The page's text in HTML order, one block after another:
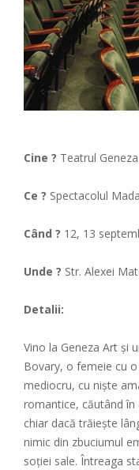
Cine ? Teatrul
Ce ? Spectacolul
Când ? 12, 13
Unde ? Str. Alexei
Detalii:
Vino la Geneza Art şi
Bovary, o femeie cu
mediocru, cu niște
romantice, căutând în
chiar dacă trăiește
nimic din zbuciumul
soției sale. Întreaga